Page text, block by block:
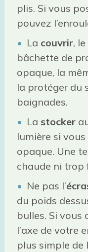
plis. Si vous
pouvez
La couvrir,
bâchette de
opaque, la
la protéger du
baignades.
La stocker
lumière si
opaque. Une
chaude ni trop
Ne pas l’
du poids
bulles. Si vous
l’axe de votre
plus simple de